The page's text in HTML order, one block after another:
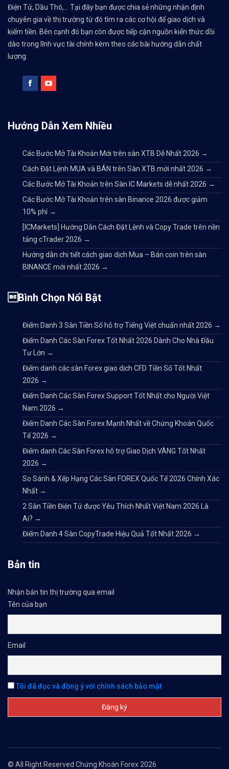
Điện Tử, Dầu Thô,... Tại đây bạn được chia sẻ những nhận định
chuyên gia về thị trường từ đó tìm ra các cơ hội để giao dịch và
kiếm tiền. Bên cạnh đó bạn còn được tiếp cận nguồn kiến thức dồi
dào trong lĩnh vực tài chính kèm theo các bài hướng dẫn chất
lượng.
Hướng Dẫn Xem Nhiều
Các Bước Mở Tài Khoản Mới trên sàn XTB Dễ Nhất 2026 →
Cách Đặt Lệnh MUA và BÁN trên Sàn XTB mới nhất 2026 →
Các Bước Mở Tài Khoản trên Sàn IC Markets dễ nhất 2026 →
Các Bước Mở Tài Khoản trên sàn Binance 2026 được giảm
10% phí →
[ICMarkets] Hướng Dẫn Cách Đặt Lệnh và Copy Trade trên nền
tảng cTrader 2026 →
Hướng dẫn chi tiết cách giao dịch Mua – Bán coin trên sàn
BINANCE mới nhất 2026 →
Bình Chọn Nổi Bật
Điểm Danh 3 Sàn Tiền Số hỗ trợ Tiếng Việt chuẩn nhất 2026 →
Điểm Danh Các Sàn Forex Tốt Nhất 2026 Dành Cho Nhà Đầu
Tư Lớn →
Điểm danh các sàn Forex giao dịch CFD Tiền Số Tốt Nhất
2026 →
Điểm Danh Các Sàn Forex Support Tốt Nhất cho Người Việt
Nam 2026 →
Điểm Danh Các Sàn Forex Mạnh Nhất về Chứng Khoán Quốc
Tế 2026 →
Điểm danh Các Sàn Forex hỗ trợ Giao Dịch VÀNG Tốt Nhất
2026 →
So Sánh & Xếp Hạng Các Sàn FOREX Quốc Tế 2026 Chính Xác
Nhất →
2 Sàn Tiền Điện Tử được Yêu Thích Nhất Việt Nam 2026 Là
Ai? →
Điểm Danh 4 Sàn CopyTrade Hiệu Quả Tốt Nhất 2026 →
Bản tin
Nhận bản tin thị trường qua email
Tên của bạn
Email
Tôi đã đọc và đồng ý với chính sách bảo mật
© All Right Reserved Chứng Khoán Forex 2026